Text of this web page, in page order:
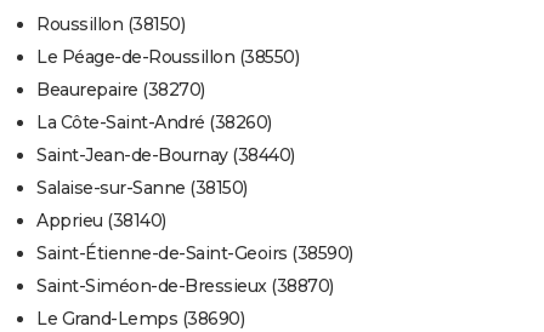
Roussillon (38150)
Le Péage-de-Roussillon (38550)
Beaurepaire (38270)
La Côte-Saint-André (38260)
Saint-Jean-de-Bournay (38440)
Salaise-sur-Sanne (38150)
Apprieu (38140)
Saint-Étienne-de-Saint-Geoirs (38590)
Saint-Siméon-de-Bressieux (38870)
Le Grand-Lemps (38690)